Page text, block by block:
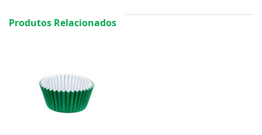
Produtos Relacionados